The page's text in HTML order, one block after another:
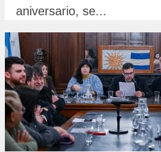
aniversario, se...